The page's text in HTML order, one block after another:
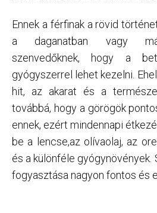
Ennek a férfinak a rövid
a daganatban vagy
szenvedőknek, hogy a
gyógyszerrel lehet kezelni.
hit, az akarat és a
továbbá, hogy a görögök
ennek, ezért mindennapi
be a lencse,az olívaolaj, az
és a különféle gyógynövények.
fogyasztása nagyon fontos és